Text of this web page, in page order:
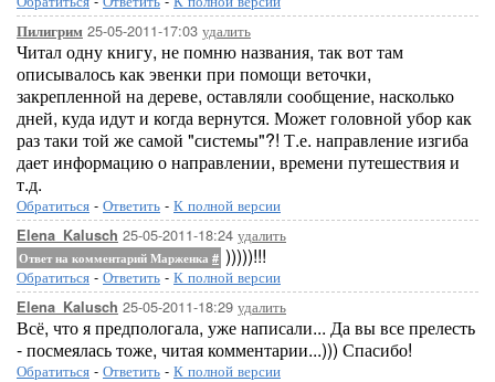
Пилигрим 25-05-2011-17:03 удалить
Читал одну книгу, не помню названия, так вот там
описывалось как эвенки при помощи веточки,
закрепленной на дереве, оставляли сообщение, насколько
дней, куда идут и когда вернутся. Может головной убор как
раз таки той же самой "системы"?! Т.е. направление изгиба
дает информацию о направлении, времени путешествия и
т.д.
Обратиться - Ответить - К полной версии
Elena_Kalusch 25-05-2011-18:24 удалить
Ответ на комментарий Марженка # )))))!!!
Обратиться - Ответить - К полной версии
Elena_Kalusch 25-05-2011-18:29 удалить
Всё, что я предпологала, уже написали... Да вы все прелесть
- посмеялась тоже, читая комментарии...))) Спасибо!
Обратиться - Ответить - К полной версии